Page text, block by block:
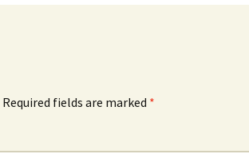
Required fields are marked *